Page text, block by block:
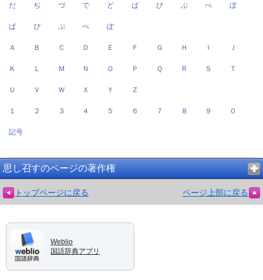
だ ぢ づ で ど ば び ぶ べ ぼ
ぱ ぴ ぷ ぺ ぽ
Ａ Ｂ Ｃ Ｄ Ｅ Ｆ Ｇ Ｈ Ｉ Ｊ
Ｋ Ｌ Ｍ Ｎ Ｏ Ｐ Ｑ Ｒ Ｓ Ｔ
Ｕ Ｖ Ｗ Ｘ Ｙ Ｚ
１ ２ ３ ４ ５ ６ ７ ８ ９ ０
記号
思し召すのページの著作権
トップページに戻る ページ上部に戻る
Weblio
国語辞典アプリ